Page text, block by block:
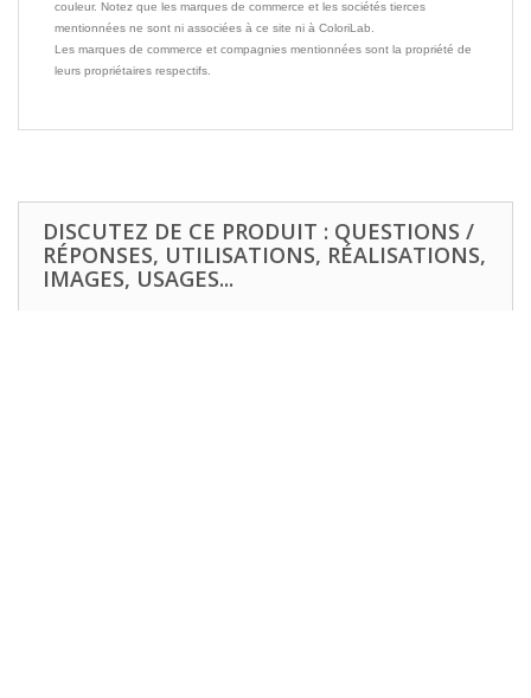
couleur. Notez que les marques de commerce et les sociétés tierces
mentionnées ne sont ni associées à ce site ni à ColoriLab.
Les marques de commerce et compagnies mentionnées sont la propriété de
leurs propriétaires respectifs.
DISCUTEZ DE CE PRODUIT : QUESTIONS /
RÉPONSES, UTILISATIONS, RÉALISATIONS,
IMAGES, USAGES...